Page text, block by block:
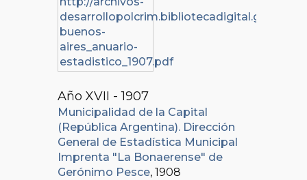
Año XVII - 1907
Municipalidad de la Capital
(República Argentina). Dirección
General de Estadística Municipal
Imprenta "La Bonaerense" de
Gerónimo Pesce, 1908